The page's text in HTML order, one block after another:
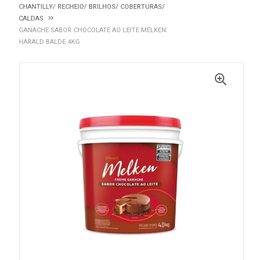
CHANTILLY/ RECHEIO/ BRILHOS/ COBERTURAS/
CALDAS
GANACHE SABOR CHOCOLATE AO LEITE MELKEN
HARALD BALDE 4KG